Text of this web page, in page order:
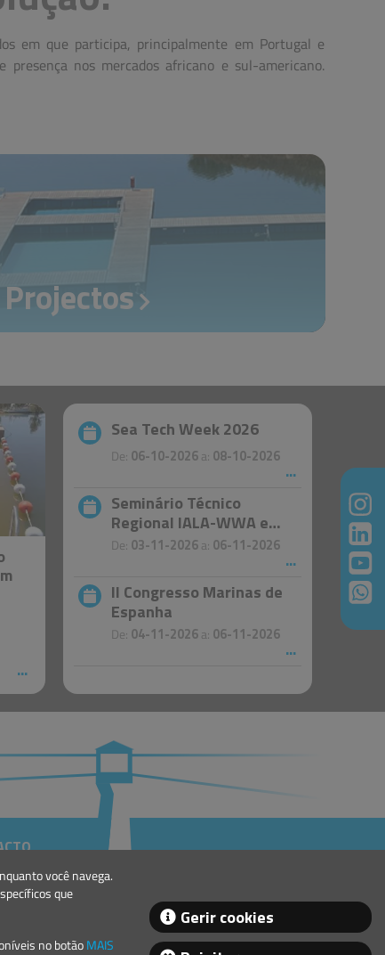
você navega.
que
no botão MAIS
Gerir cookies
presença nos mercados africano e sul-americano.
Projectos
Sea Tech Week 2026
De: 06-10-2026a: 08-10-2026
Seminário Técnico
Regional IALA-WWA e
Direção de Faróis de
Navegação
De: 03-11-2026a: 06-11-2026
II Congresso Marinas de
Espanha
De: 04-11-2026a: 06-11-2026
214 692 024